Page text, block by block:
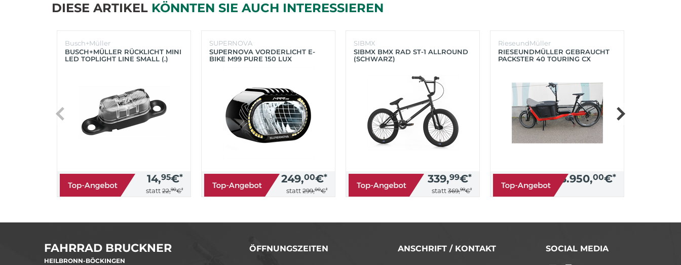
DIESE ARTIKEL KÖNNTEN SIE AUCH INTERESSIEREN
Busch+Müller
BUSCH+MÜLLER RÜCKLICHT MINI
LED TOPLIGHT LINE SMALL (.)
14,95€*
statt 22,90€*
SUPERNOVA
SUPERNOVA VORDERLICHT E-
BIKE M99 PURE 150 LUX
249,00€*
statt 299,00€*
SIBMX
SIBMX BMX RAD ST-1 ALLROUND
(SCHWARZ)
339,99€*
statt 369,99€*
RieseundMüller
RIESEUNDMÜLLER GEBRAUCHT
PACKSTER 40 TOURING CX
3.950,00€*
FAHRRAD BRUCKNER
HEILBRONN-BÖCKINGEN
ÖFFNUNGSZEITEN ANSCHRIFT / KONTAKT SOCIAL MEDIA